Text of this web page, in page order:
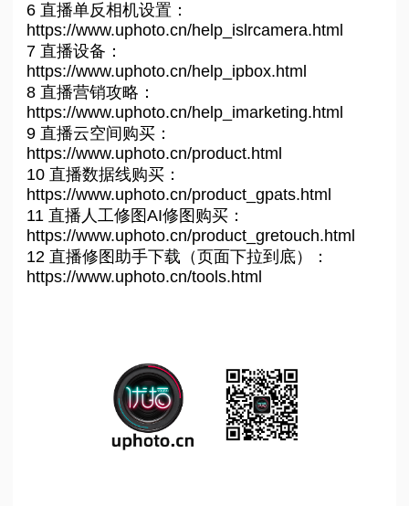
6 直播单反相机设置：
https://www.uphoto.cn/help_islrcamera.html
7 直播设备：
https://www.uphoto.cn/help_ipbox.html
8 直播营销攻略：
https://www.uphoto.cn/help_imarketing.html
9 直播云空间购买：
https://www.uphoto.cn/product.html
10 直播数据线购买：
https://www.uphoto.cn/product_gpats.html
11 直播人工修图AI修图购买：
https://www.uphoto.cn/product_gretouch.html
12 直播修图助手下载（页面下拉到底）：
https://www.uphoto.cn/tools.html